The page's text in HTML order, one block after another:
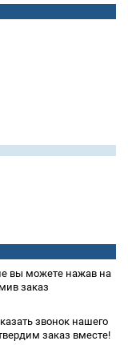
вы можете нажав на
заказ
звонок нашего
заказ вместе!